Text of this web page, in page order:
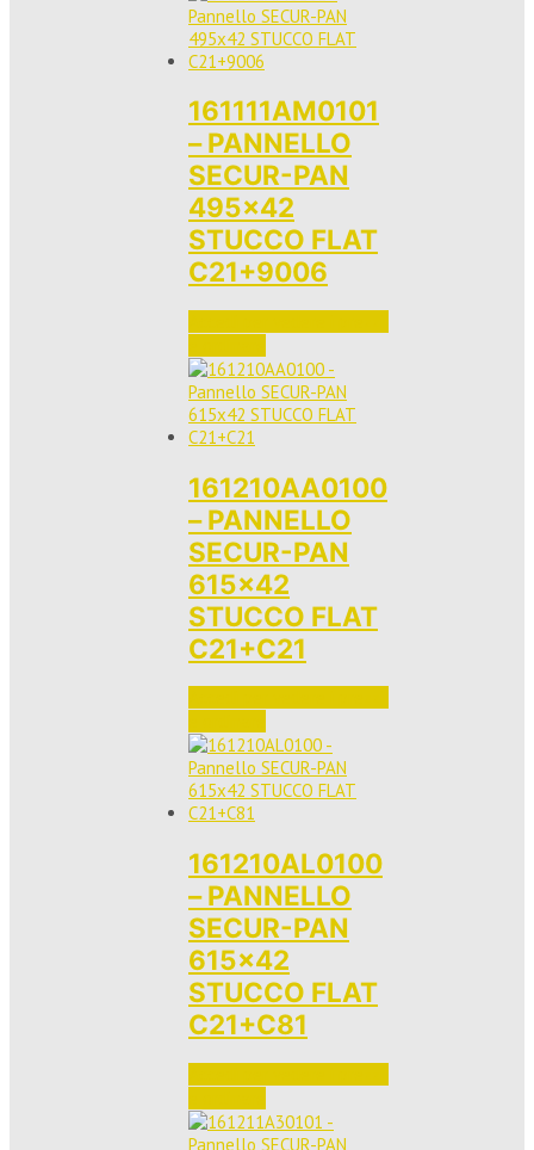
161111AM0101
– PANNELLO
SECUR-PAN
495×42
STUCCO FLAT
C21+9006
161210AA0100
– PANNELLO
SECUR-PAN
615×42
STUCCO FLAT
C21+C21
161210AL0100
– PANNELLO
SECUR-PAN
615×42
STUCCO FLAT
C21+C81